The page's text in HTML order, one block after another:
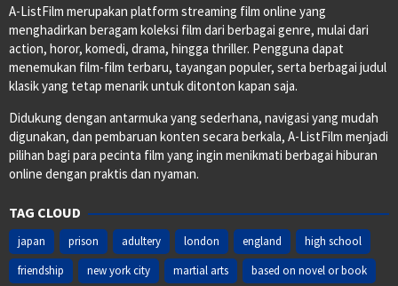
A-ListFilm merupakan platform streaming film online yang
menghadirkan beragam koleksi film dari berbagai genre, mulai dari
action, horor, komedi, drama, hingga thriller. Pengguna dapat
menemukan film-film terbaru, tayangan populer, serta berbagai judul
klasik yang tetap menarik untuk ditonton kapan saja.
Didukung dengan antarmuka yang sederhana, navigasi yang mudah
digunakan, dan pembaruan konten secara berkala, A-ListFilm menjadi
pilihan bagi para pecinta film yang ingin menikmati berbagai hiburan
online dengan praktis dan nyaman.
TAG CLOUD
japan prison adultery london england
high school
friendship
new york city martial arts based on novel or book